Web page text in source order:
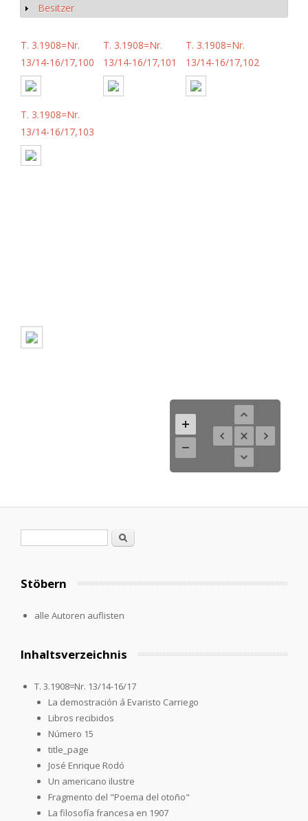
Show
Besitzer
T. 3.1908=Nr.
13/14-16/17,100
T. 3.1908=Nr.
13/14-16/17,101
T. 3.1908=Nr.
13/14-16/17,102
T. 3.1908=Nr.
13/14-16/17,103
Search
Stöbern
alle Autoren auflisten
Inhaltsverzeichnis
T. 3.1908=Nr. 13/14-16/17
La demostración á Evaristo Carriego
Libros recibidos
Número 15
title_page
José Enrique Rodó
Un americano ilustre
Fragmento del "Poema del otoño"
La filosofía francesa en 1907